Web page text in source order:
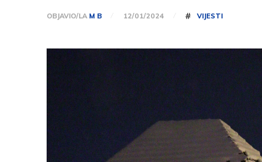
OBJAVIO/LA M B 12/01/2024 # VIJESTI